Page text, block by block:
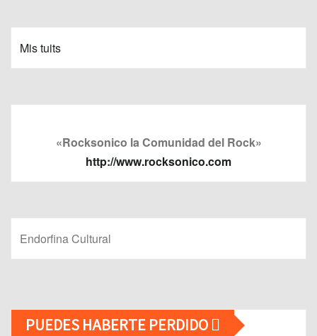
Mis tuits
«Rocksonico la Comunidad del Rock»
http://www.rocksonico.com
Endorfina Cultural
PUEDES HABERTE PERDIDO